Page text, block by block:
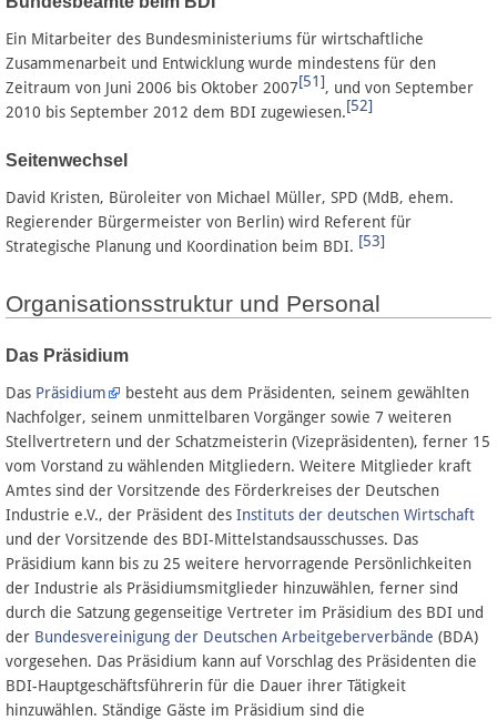
Ein Mitarbeiter des Bundesministeriums für wirtschaftliche
Zusammenarbeit und Entwicklung wurde mindestens für den
Zeitraum von Juni 2006 bis Oktober 2007[51], und von September
2010 bis September 2012 dem BDI zugewiesen.[52]
Seitenwechsel
David Kristen, Büroleiter von Michael Müller, SPD (MdB, ehem.
Regierender Bürgermeister von Berlin) wird Referent für
Strategische Planung und Koordination beim BDI. [53]
Organisationsstruktur und Personal
Das Präsidium
Das Präsidium
besteht aus dem Präsidenten, seinem gewählten
Nachfolger, seinem unmittelbaren Vorgänger sowie 7 weiteren
Stellvertretern und der Schatzmeisterin (Vizepräsidenten), ferner 15
vom Vorstand zu wählenden Mitgliedern. Weitere Mitglieder kraft
Amtes sind der Vorsitzende des Förderkreises der Deutschen
Industrie e.V., der Präsident des Instituts der deutschen Wirtschaft
und der Vorsitzende des BDI-Mittelstandsausschusses. Das
Präsidium kann bis zu 25 weitere hervorragende Persönlichkeiten
der Industrie als Präsidiumsmitglieder hinzuwählen, ferner sind
durch die Satzung gegenseitige Vertreter im Präsidium des BDI und
der Bundesvereinigung der Deutschen Arbeitgeberverbände (BDA)
vorgesehen. Das Präsidium kann auf Vorschlag des Präsidenten die
BDI-Hauptgeschäftsführerin für die Dauer ihrer Tätigkeit
hinzuwählen. Ständige Gäste im Präsidium sind die